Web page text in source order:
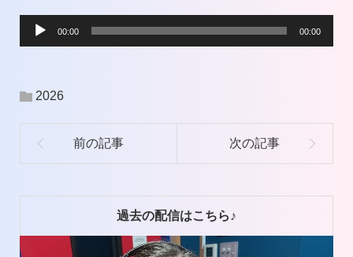
プ
00:00 00:00
2026
過去の配信はこちら♪